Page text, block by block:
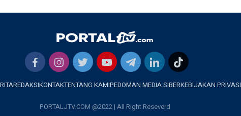
REDAKSIKONTAKTENTANG KAMIPEDOMAN MEDIA SIBERKEBIJAKAN PRIVASI
PORTALJTV.COM @2022 | All Right Reseverd